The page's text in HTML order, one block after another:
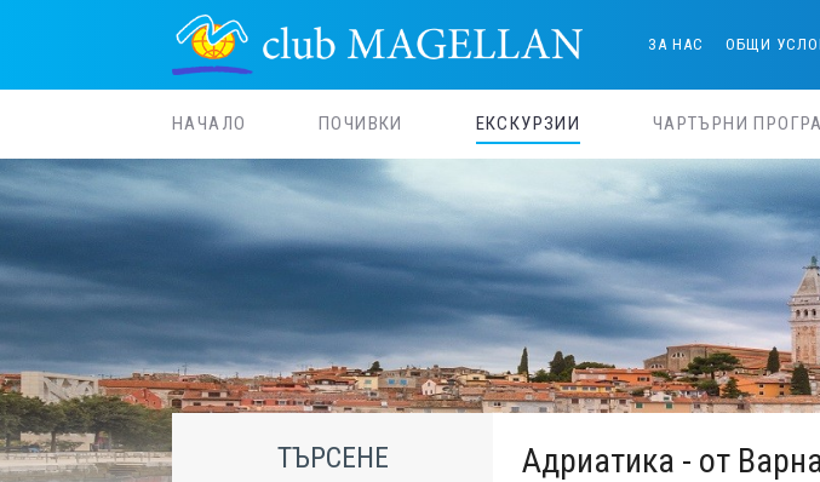
ЗА НАС ОБЩИ
НАЧАЛО ПОЧИВКИ ЕКСКУРЗИИ ЧАРТЪРНИ
ТЪРСЕНЕ Адриатика - от